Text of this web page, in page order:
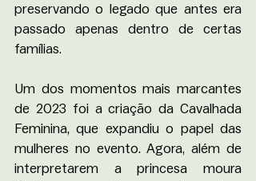
preservando o legado que antes era
passado apenas dentro de certas
famílias.
Um dos momentos mais marcantes
de 2023 foi a criação da Cavalhada
Feminina, que expandiu o papel das
mulheres no evento. Agora, além de
interpretarem a princesa moura